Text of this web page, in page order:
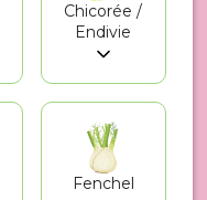
Chicorée /
Endivie
Fenchel